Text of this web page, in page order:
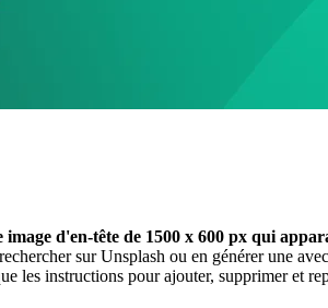
image d'en-tête de 1500 x 600 px qui
sur Unsplash ou en générer une
les instructions pour ajouter, supprimer et